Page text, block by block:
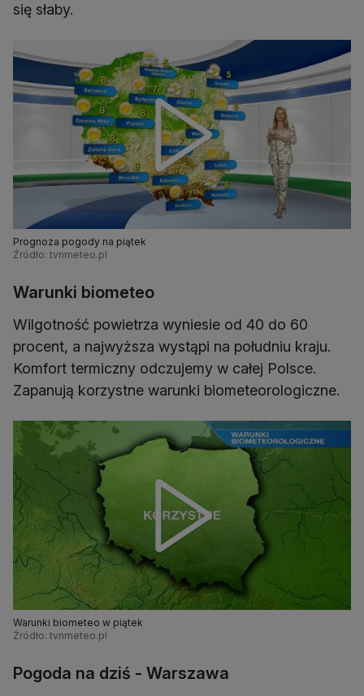
się słaby.
Prognoza pogody na piątek
Źródło: tvnmeteo.pl
Warunki biometeo
Wilgotność powietrza wyniesie od 40 do 60
procent, a najwyższa wystąpi na południu kraju.
Komfort termiczny odczujemy w całej Polsce.
Zapanują korzystne warunki biometeorologiczne.
Warunki biometeo w piątek
Źródło: tvnmeteo.pl
Pogoda na dziś - Warszawa